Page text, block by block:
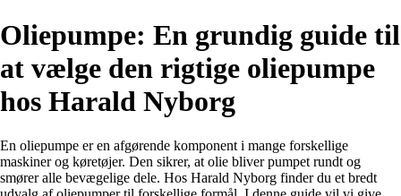
Oliepumpe: En grundig guide til
at vælge den rigtige oliepumpe
hos Harald Nyborg
En oliepumpe er en afgørende komponent i mange forskellige
maskiner og køretøjer. Den sikrer, at olie bliver pumpet rundt og
smører alle bevægelige dele. Hos Harald Nyborg finder du et bredt